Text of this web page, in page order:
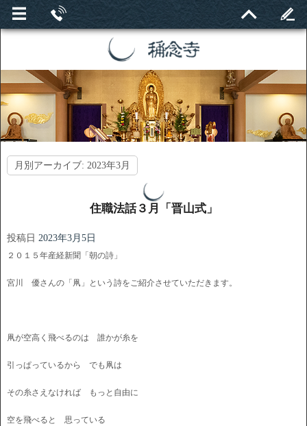
月別アーカイブ: 2023年3月
住職法話３月「晋山式」
投稿日 2023年3月5日
２０１５年産経新聞「朝の詩」
宮川 優さんの「凧」という詩をご紹介させていただきます。
凧が空高く飛べるのは 誰かが糸を
引っぱっているから でも凧は
その糸さえなければ もっと自由に
空を飛べると 思っている